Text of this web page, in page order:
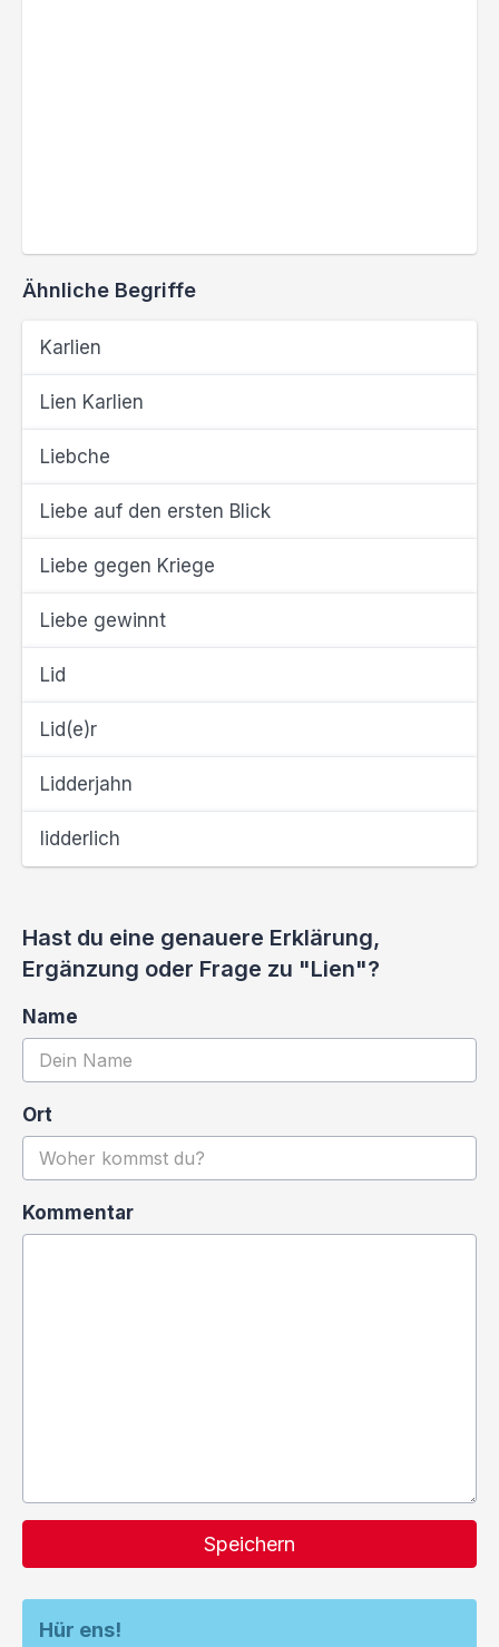
Ähnliche Begriffe
Karlien
Lien Karlien
Liebche
Liebe auf den ersten Blick
Liebe gegen Kriege
Liebe gewinnt
Lid
Lid(e)r
Lidderjahn
lidderlich
Hast du eine genauere Erklärung,
Ergänzung oder Frage zu "Lien"?
Name
Ort
Kommentar
Speichern
Hür ens!